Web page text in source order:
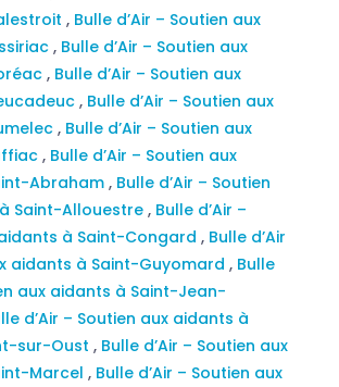
, Bulle d’Air – Soutien aux
, Bulle d’Air – Soutien aux
, Bulle d’Air – Soutien aux
, Bulle d’Air – Soutien aux
, Bulle d’Air – Soutien aux
, Bulle d’Air – Soutien aux
Abraham , Bulle d’Air – Soutien
Saint-Allouestre , Bulle d’Air –
à Saint-Congard , Bulle d’Air
aidants à Saint-Guyomard , Bulle
aux aidants à Saint-Jean-
d’Air – Soutien aux aidants à
sur-Oust , Bulle d’Air – Soutien aux
Marcel , Bulle d’Air – Soutien aux